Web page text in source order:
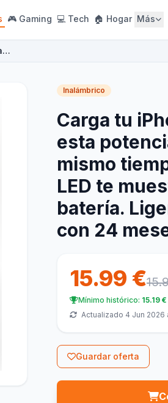
🎮 Gaming 💻 Tech 🏠 Hogar Más
Inalámbrico
Carga tu
esta
mismo
LED te
batería.
con 24
15.99 €
Mínimo histórico: 15.19 €
Actualizado 4 Jun 2026
Guardar oferta